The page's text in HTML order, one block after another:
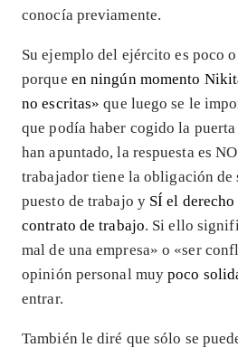
conocía previamente.
Su ejemplo del ejército es poco
porque en ningún momento
no escritas»que luego se le
que podía haber cogido la
han apuntado, la respuesta es
trabajador tiene la obligación de
puesto de trabajo y SÍ el derecho
contrato de trabajo. Si ello
mal de una empresa» o «ser
opinión personal muypoco
entrar.
También le diré que sólo se